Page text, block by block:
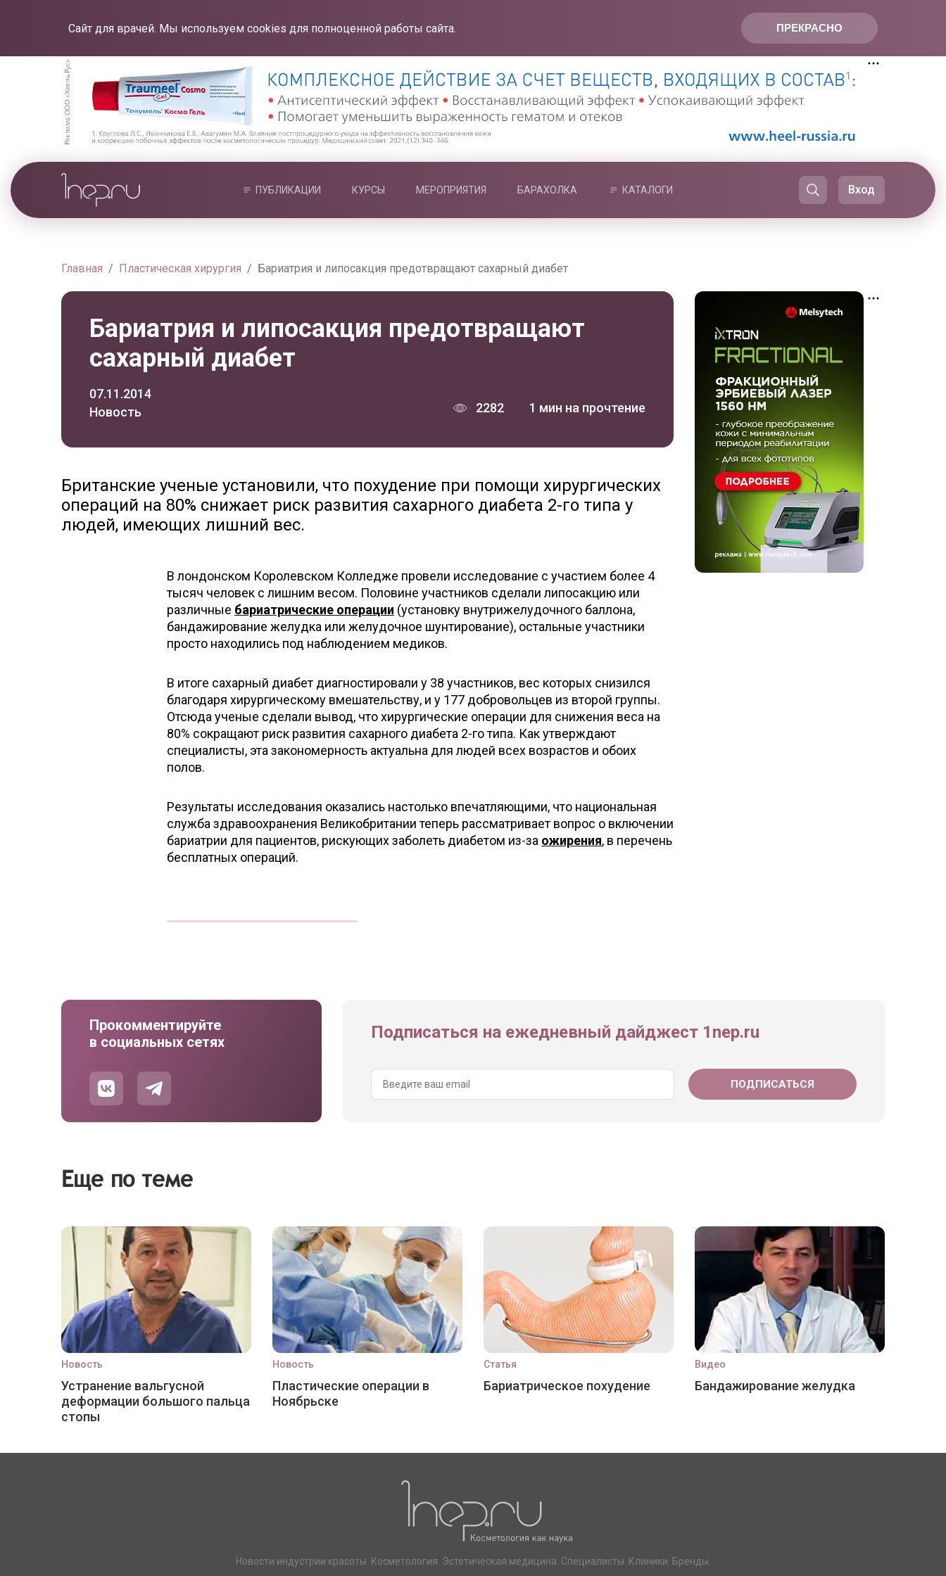
ПРЕКРАСНО
Сайт для врачей. Мы используем cookies для полноценной работы сайта.
ПУБЛИКАЦИИ КУРСЫ МЕРОПРИЯТИЯ БАРАХОЛКА КАТАЛОГИ Вход
Главная Пластическая хирургия Бариатрия и липосакция предотвращают сахарный диабет
Бариатрия и липосакция предотвращают
сахарный диабет
07.11.2014
Новость
2282 1 мин на прочтение
Британские ученые установили, что похудение при помощи хирургических
операций на 80% снижает риск развития сахарного диабета 2-го типа у
людей, имеющих лишний вес.
В лондонском Королевском Колледже провели исследование с участием более 4
тысяч человек с лишним весом. Половине участников сделали липосакцию или
различные бариатрические операции (установку внутрижелудочного баллона,
бандажирование желудка или желудочное шунтирование), остальные участники
просто находились под наблюдением медиков.
В итоге сахарный диабет диагностировали у 38 участников, вес которых снизился
благодаря хирургическому вмешательству, и у 177 добровольцев из второй группы.
Отсюда ученые сделали вывод, что хирургические операции для снижения веса на
80% сокращают риск развития сахарного диабета 2-го типа. Как утверждают
специалисты, эта закономерность актуальна для людей всех возрастов и обоих
полов.
Результаты исследования оказались настолько впечатляющими, что национальная
служба здравоохранения Великобритании теперь рассматривает вопрос о включении
бариатрии для пациентов, рискующих заболеть диабетом из-за ожирения, в перечень
бесплатных операций.
Прокомментируйте
в социальных сетях
Подписаться на ежедневный дайджест 1nep.ru
Еще по теме
Новость
Устранение вальгусной
деформации большого пальца
стопы
Новость
Пластические операции в
Ноябрьске
Статья
Бариатрическое похудение
Видео
Бандажирование желудка
Новости индустрии красоты. Косметология. Эстетическая медицина. Специалисты. Клиники. Бренды.